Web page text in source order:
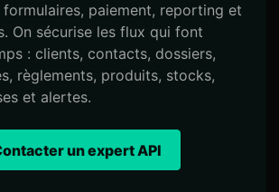
paiement, reporting et
On sécurise les flux qui font
: clients, contacts, dossiers,
règlements, produits, stocks,
et alertes.
un expert API